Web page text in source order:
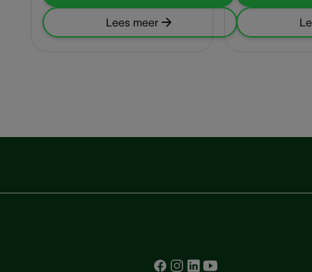
Lees meer